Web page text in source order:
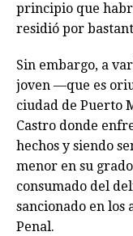
principio que
residió por
Sin embargo, a
joven —que es
ciudad de Puerto
Castro donde
hechos y siendo
menor en su
consumado del
sancionado en los
Penal.